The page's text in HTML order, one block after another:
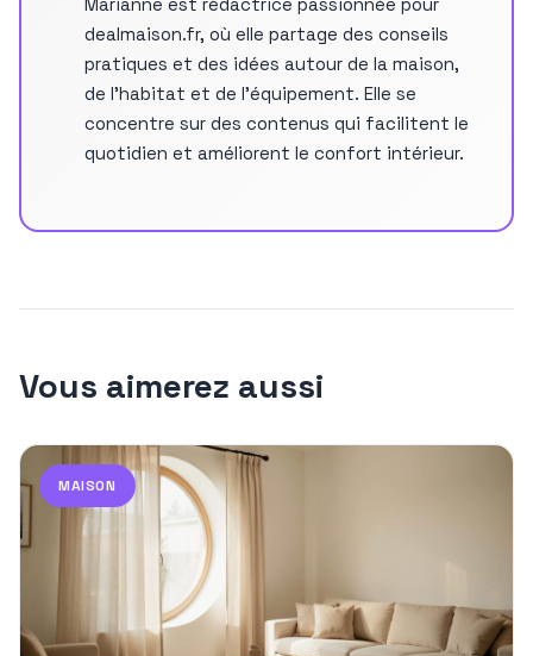
dealmaison.fr, où elle partage des conseils
pratiques et des idées autour de la maison,
de l’habitat et de l’équipement. Elle se
concentre sur des contenus qui facilitent le
quotidien et améliorent le confort intérieur.
Vous aimerez aussi
MAISON